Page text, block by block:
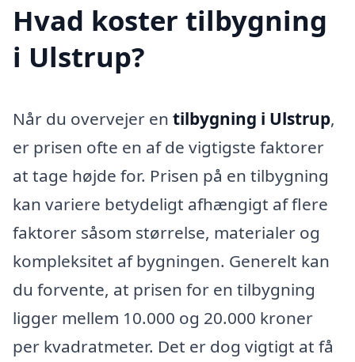
Hvad koster tilbygning
i Ulstrup?
Når du overvejer en tilbygning i Ulstrup,
er prisen ofte en af de vigtigste faktorer
at tage højde for. Prisen på en tilbygning
kan variere betydeligt afhængigt af flere
faktorer såsom størrelse, materialer og
kompleksitet af bygningen. Generelt kan
du forvente, at prisen for en tilbygning
ligger mellem 10.000 og 20.000 kroner
per kvadratmeter. Det er dog vigtigt at få